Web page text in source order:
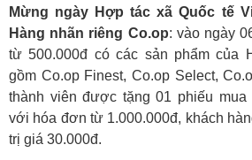
Mừng ngày Hợp tác xã Quốc tế
Hàng nhãn riêng Co.op: vào ngày
từ 500.000đ có các sản phẩm của
gồm Co.op Finest, Co.op Select,
thành viên được tặng 01 phiếu mua
với hóa đơn từ 1.000.000đ, khách
trị giá 30.000đ.